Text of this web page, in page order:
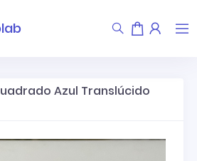
Azul Translúcido